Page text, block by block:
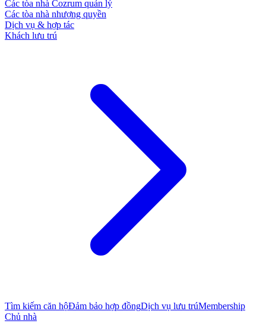
Các tòa nhà Cozrum quản lý
Các tòa nhà nhượng quyền
Dịch vụ & hợp tác
Khách lưu trú
Tìm kiếm căn hộĐảm bảo hợp đồngDịch vụ lưu trúMembership
Chủ nhà